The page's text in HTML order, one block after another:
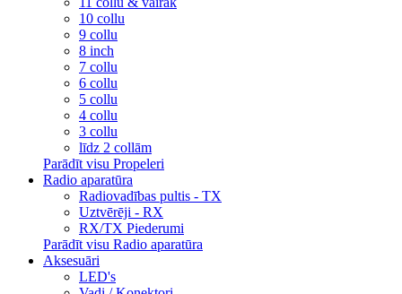
10 collu
9 collu
8 inch
7 collu
6 collu
5 collu
4 collu
3 collu
līdz 2 collām
Parādīt visu Propeleri
Radio aparatūra
Radiovadības pultis - TX
Uztvērēji - RX
RX/TX Piederumi
Parādīt visu Radio aparatūra
Aksesuāri
LED's